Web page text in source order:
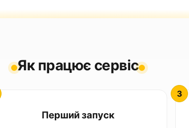
Як працює сервіс
Перший запуск